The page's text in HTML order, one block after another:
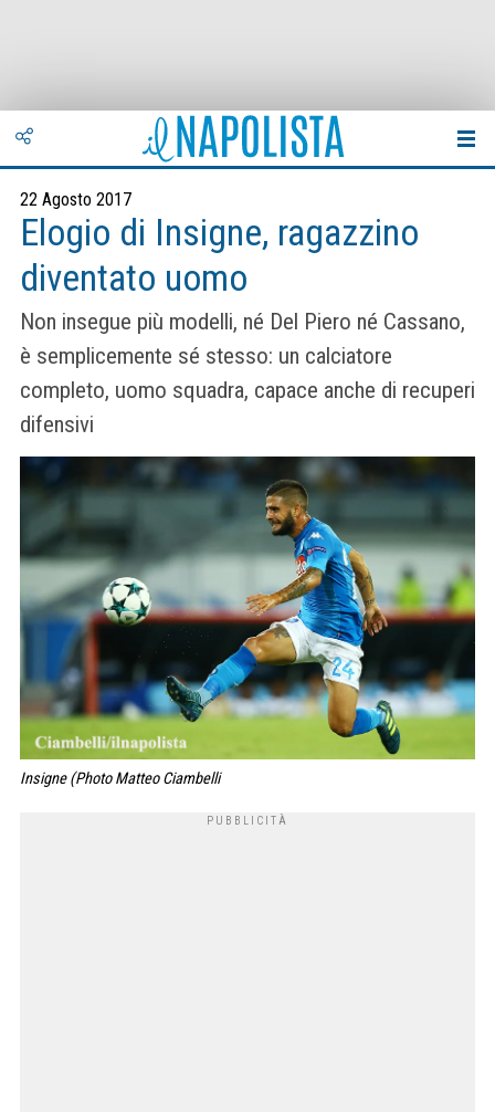
22 Agosto 2017
Elogio di Insigne, ragazzino
diventato uomo
Non insegue più modelli, né Del Piero né Cassano,
è semplicemente sé stesso: un calciatore
completo, uomo squadra, capace anche di recuperi
difensivi
Insigne (Photo Matteo Ciambelli